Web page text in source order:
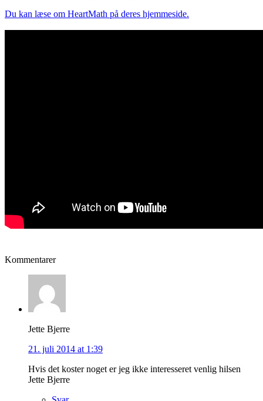
Du kan læse om HeartMath på deres hjemmeside.
Kommentarer
Jette Bjerre
21. juli 2014 at 1:39
Hvis det koster noget er jeg ikke interesseret venlig hilsen
Jette Bjerre